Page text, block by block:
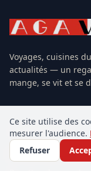
Voyages, cuisines
actualités — un
mange, se vit et se
RUBRIQUES
Histoires et cultures
Ce site utilise des
mesurer l'audience.
Refuser